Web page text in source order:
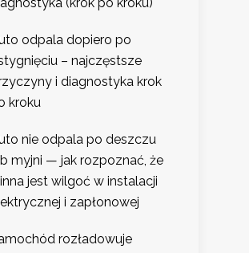
odpala dopiero po
– najczęstsze
i diagnostyka krok
kroku
nie odpala po deszczu
myjni — jak rozpoznać, że
jest wilgoć w instalacji
i zapłonowej
rozładowuje